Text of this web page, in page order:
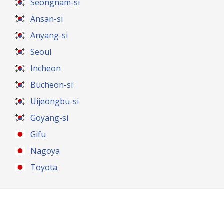
Seongnam-si
Ansan-si
Anyang-si
Seoul
Incheon
Bucheon-si
Uijeongbu-si
Goyang-si
Gifu
Nagoya
Toyota